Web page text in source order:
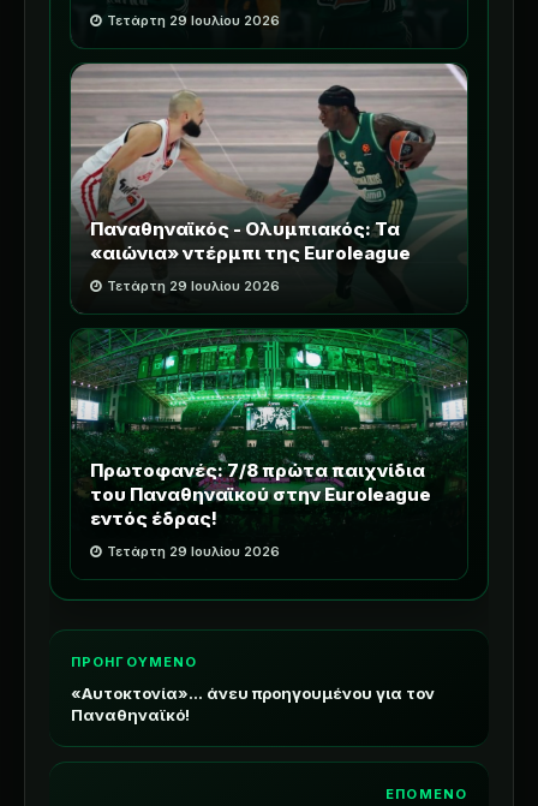
Τετάρτη 29 Ιουλίου 2026
Παναθηναϊκός - Ολυμπιακός: Τα
«αιώνια» ντέρμπι της Euroleague
Τετάρτη 29 Ιουλίου 2026
Πρωτοφανές: 7/8 πρώτα παιχνίδια
του Παναθηναϊκού στην Euroleague
εντός έδρας!
Τετάρτη 29 Ιουλίου 2026
ΕΠΟΜΕΝΟ
ΠΡΟΗΓΟΥΜΕΝΟ
«Αυτοκτονία»... άνευ προηγουμένου για τον
Παναθηναϊκό!